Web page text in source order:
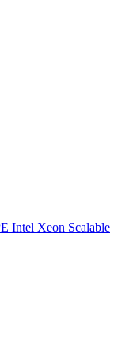
Intel Xeon Scalable